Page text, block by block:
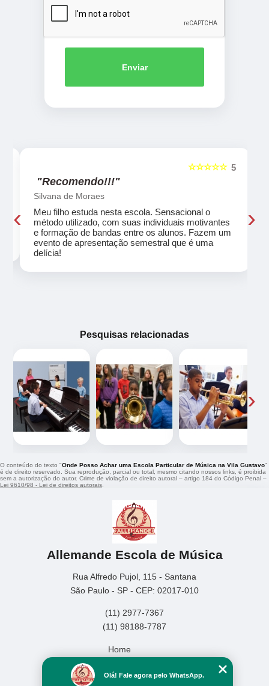
Enviar
5
☆☆☆☆☆
"Recomendo!!!"
Silvana de Moraes
Meu filho estuda nesta escola. Sensacional o
método utilizado, com suas individuais motivantes
e formação de bandas entre os alunos. Fazem um
evento de apresentação semestral que é uma
delícia!
‹ ›
Pesquisas relacionadas
‹ ›
O conteúdo do texto "Onde Posso Achar uma Escola Particular de Música na Vila Gustavo"
é de direito reservado. Sua reprodução, parcial ou total, mesmo citando nossos links, é proibida
sem a autorização do autor. Crime de violação de direito autoral – artigo 184 do Código Penal –
Lei 9610/98 - Lei de direitos autorais
Allemande Escola de Música
Rua Alfredo Pujol, 115 - Santana
São Paulo - SP - CEP: 02017-010
(11) 2977-7367
(11) 98188-7787
Home
Missão
Olá! Fale agora pelo WhatsApp.